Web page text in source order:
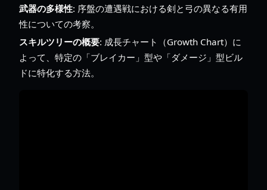
武器の多様性: 序盤の遭遇戦における剣と弓の異なる有用
性についての考察。
スキルツリーの概要: 成長チャート（Growth Chart）に
よって、特定の「ブレイカー」型や「ダメージ」型ビル
ドに特化する方法。